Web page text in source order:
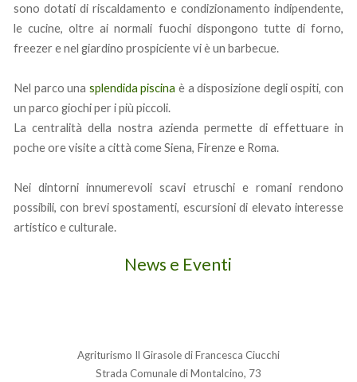
sono dotati di riscaldamento e condizionamento indipendente,
le cucine, oltre ai normali fuochi dispongono tutte di forno,
freezer e nel giardino prospiciente vi è un barbecue.
Nel parco una splendida piscina è a disposizione degli ospiti, con
un parco giochi per i più piccoli.
La centralità della nostra azienda permette di effettuare in
poche ore visite a città come Siena, Firenze e Roma.
Nei dintorni innumerevoli scavi etruschi e romani rendono
possibili, con brevi spostamenti, escursioni di elevato interesse
artistico e culturale.
News e Eventi
Agriturismo Il Girasole di Francesca Ciucchi
Strada Comunale di Montalcino, 73